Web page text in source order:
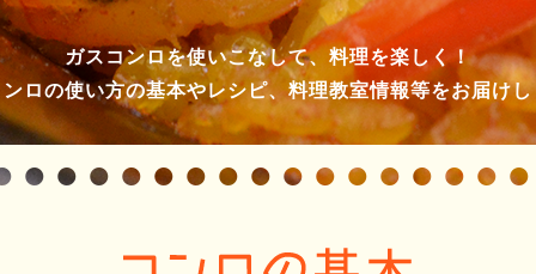
ガスコンロを使いこなして、料理を楽しく！
ロの使い方の基本やレシピ、料理教室情報等をお届け